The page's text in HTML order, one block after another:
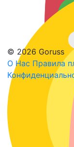
© 2026 Goruss
О Нас Правила